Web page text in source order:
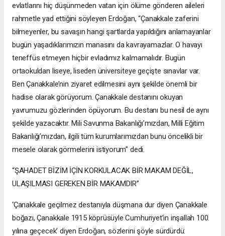
evlatlarını hiç düşünmeden vatan için ölüme gönderen aileleri
rahmetle yad ettiğini söyleyen Erdoğan, “Çanakkale zaferini
bilmeyenler, bu savaşın hangi şartlarda yapıldığını anlamayanlar
bugün yaşadıklarımızın manasını da kavrayamazlar. O havayı
teneffüs etmeyen hiçbir evladımız kalmamalıdır. Bugün
ortaokuldan liseye, liseden üniversiteye geçişte sınavlar var.
Ben Çanakkale’nin ziyaret edilmesini aynı şekilde önemli bir
hadise olarak görüyorum. Çanakkale destanını okuyan
yavrumuzu gözlerinden öpüyorum. Bu destanı bu nesil de aynı
şekilde yazacaktır. Mili Savunma Bakanlığı’mızdan, Milli Eğitim
Bakanlığı’mızdan, ilgili tüm kurumlarımızdan bunu öncelikli bir
mesele olarak görmelerini istiyorum” dedi.
“ŞAHADET BİZİM İÇİN KORKULACAK BİR MAKAM DEĞİL,
ULAŞILMASI GEREKEN BİR MAKAMDIR”
‘Çanakkale geçilmez destanıyla düşmana dur diyen Çanakkale
boğazı, Çanakkale 1915 köprüsüyle Cumhuriyet’in inşallah 100.
yılına geçecek’ diyen Erdoğan, sözlerini şöyle sürdürdü: